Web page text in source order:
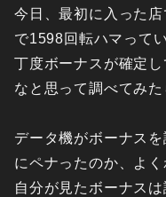
今日、最初に入った
で1598回転ハマって
丁度ボーナスが確定
なと思って調べてみた
データ機がボーナス
にペナったのか、よく
自分が見たボーナス